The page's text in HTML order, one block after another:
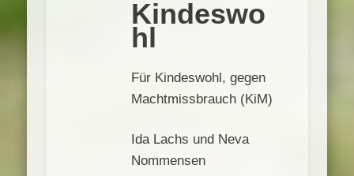
Kindeswo
hl
Für Kindeswohl, gegen
Machtmissbrauch (KiM)
Ida Lachs und Neva
Nommensen